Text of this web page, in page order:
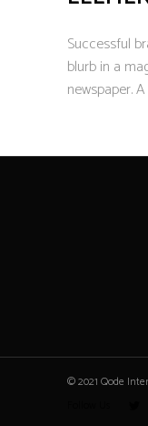
Successful
blurb in a
newspaper.
© 2021 Qode